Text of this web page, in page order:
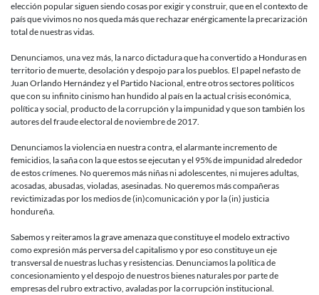
elección popular siguen siendo cosas por exigir y construir, que en el contexto de
país que vivimos no nos queda más que rechazar enérgicamente la precarización
total de nuestras vidas.
Denunciamos, una vez más, la narco dictadura que ha convertido a Honduras en
territorio de muerte, desolación y despojo para los pueblos. El papel nefasto de
Juan Orlando Hernández y el Partido Nacional, entre otros sectores políticos
que con su infinito cinismo han hundido al país en la actual crisis económica,
política y social, producto de la corrupción y la impunidad y que son también los
autores del fraude electoral de noviembre de 2017.
Denunciamos la violencia en nuestra contra, el alarmante incremento de
femicidios, la saña con la que estos se ejecutan y el 95% de impunidad alrededor
de estos crímenes. No queremos más niñas ni adolescentes, ni mujeres adultas,
acosadas, abusadas, violadas, asesinadas. No queremos más compañeras
revictimizadas por los medios de (in)comunicación y por la (in) justicia
hondureña.
Sabemos y reiteramos la grave amenaza que constituye el modelo extractivo
como expresión más perversa del capitalismo y por eso constituye un eje
transversal de nuestras luchas y resistencias. Denunciamos la política de
concesionamiento y el despojo de nuestros bienes naturales por parte de
empresas del rubro extractivo, avaladas por la corrupción institucional.